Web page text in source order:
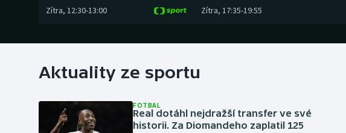
Zítra, 12:30-13:00 Zítra, 17:35-19:55
Aktuality ze sportu
FOTBAL
Real dotáhl nejdražší transfer ve své
historii. Za Diomandeho zaplatil 125